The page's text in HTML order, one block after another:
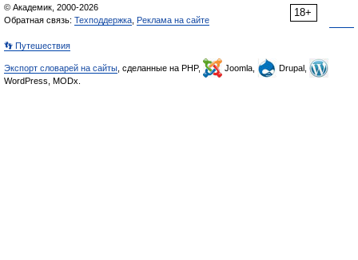
18+
© Академик, 2000-2026
Обратная связь: Техподдержка Реклама на сайте
👣 Путешествия
Экспорт словарей на сайты , сделанные на PHP, Joomla,
Drupal,
WordPress, MODx.